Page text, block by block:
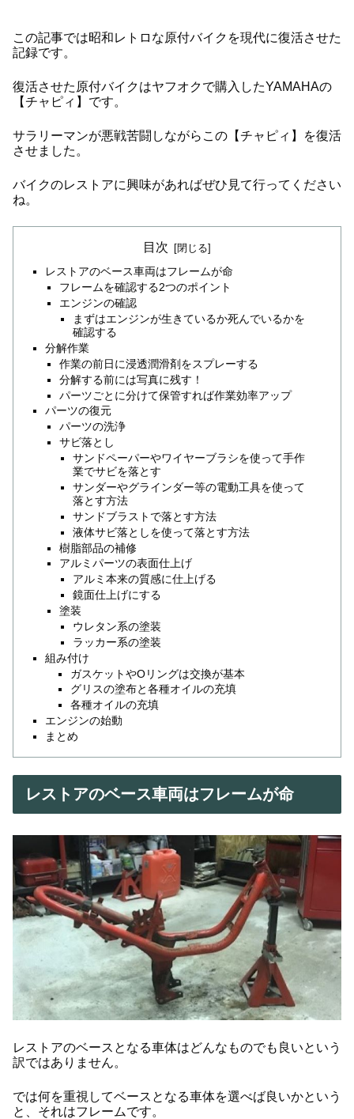
この記事では昭和レトロな原付バイクを現代に復活させた
記録です。
復活させた原付バイクはヤフオクで購入したYAMAHAの
【チャピィ】です。
サラリーマンが悪戦苦闘しながらこの【チャピィ】を復活
させました。
バイクのレストアに興味があればぜひ見て行ってください
ね。
目次
レストアのベース車両はフレームが命
フレームを確認する2つのポイント
エンジンの確認
まずはエンジンが生きているか死んでいるかを
確認する
分解作業
作業の前日に浸透潤滑剤をスプレーする
分解する前には写真に残す！
パーツごとに分けて保管すれば作業効率アップ
パーツの復元
パーツの洗浄
サビ落とし
サンドペーパーやワイヤーブラシを使って手作
業でサビを落とす
サンダーやグラインダー等の電動工具を使って
落とす方法
サンドブラストで落とす方法
液体サビ落としを使って落とす方法
樹脂部品の補修
アルミパーツの表面仕上げ
アルミ本来の質感に仕上げる
鏡面仕上げにする
塗装
ウレタン系の塗装
ラッカー系の塗装
組み付け
ガスケットやOリングは交換が基本
グリスの塗布と各種オイルの充填
各種オイルの充填
エンジンの始動
まとめ
レストアのベース車両はフレームが命
レストアのベースとなる車体はどんなものでも良いという
訳ではありません。
では何を重視してベースとなる車体を選べば良いかという
と、それはフレームです。